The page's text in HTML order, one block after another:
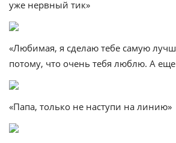
уже нервный тик»
«Любимая, я сделаю тебе самую
потому, что очень тебя люблю. А еще
«Папа, только не наступи на линию»